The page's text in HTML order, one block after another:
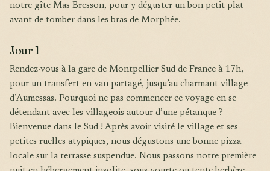
notre gîte Mas Bresson, pour y déguster un bon petit plat
avant de tomber dans les bras de Morphée.
Jour 1
Rendez-vous à la gare de Montpellier Sud de France à 17h,
pour un transfert en van partagé, jusqu’au charmant village
d’Aumessas. Pourquoi ne pas commencer ce voyage en se
détendant avec les villageois autour d’une pétanque ?
Bienvenue dans le Sud ! Après avoir visité le village et ses
petites ruelles atypiques, nous dégustons une bonne pizza
locale sur la terrasse suspendue. Nous passons notre première